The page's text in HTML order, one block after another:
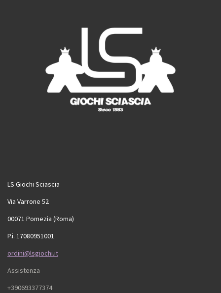
LS Giochi Sciascia
Via Varrone 52
00071 Pomezia (Roma)
P.i. 17080951001
ordini@lsgiochi.it
Assistenza
+390693377374